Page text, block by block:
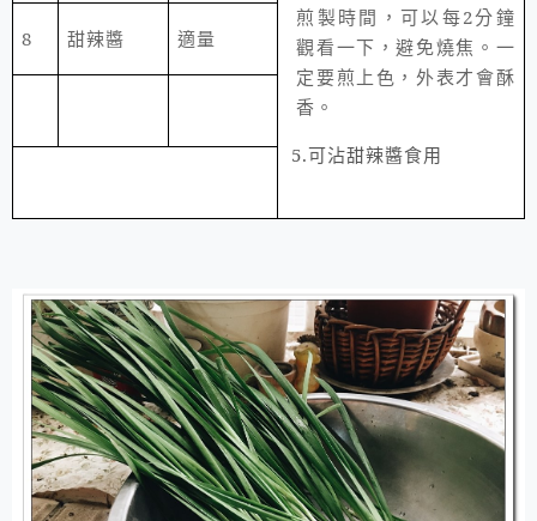
煎製時間，可以每2分鐘
觀看一下，避免燒焦。一
定要煎上色，外表才會酥
香。
5.可沾甜辣醬食用
8 甜辣醬 適量